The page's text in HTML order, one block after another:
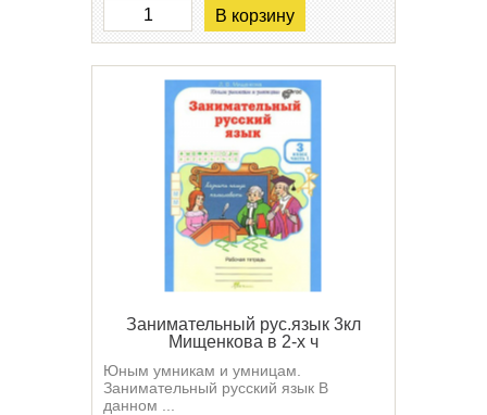
В корзину
Занимательный рус.язык 3кл
Мищенкова в 2-х ч
Юным умникам и умницам.
Занимательный русский язык В
данном ...